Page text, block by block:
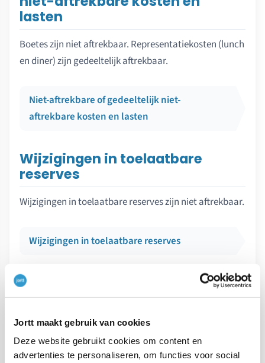
Jortt maakt gebruik van cookies
Deze website gebruikt cookies om content en
advertenties te personaliseren, om functies voor social
lasten
Boetes zijn niet aftrekbaar. Representatiekosten (lunch
en diner) zijn gedeeltelijk aftrekbaar.
Niet-aftrekbare of gedeeltelijk niet-
aftrekbare kosten en lasten
Wijzigingen in toelaatbare
reserves
Wijzigingen in toelaatbare reserves zijn niet aftrekbaar.
Wijzigingen in toelaatbare reserves
←VPB - Fiscale winst
VOLGEND ARTIKEL